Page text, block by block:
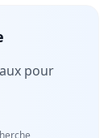
pour